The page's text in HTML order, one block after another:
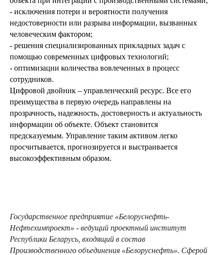
- исключения потери и вероятности получения
недостоверности или разрыва информации, вызванных
человеческим фактором;
- решения специализированных прикладных задач с
помощью современных цифровых технологий;
- оптимизации количества вовлеченных в процесс
сотрудников.
Цифровой двойник – управленческий ресурс. Все его
преимущества в первую очередь направлены на
прозрачность, надежность, достоверность и актуальность
информации об объекте. Объект становится
предсказуемым. Управление таким активом легко
просчитывается, прогнозируется и выстраивается
высокоэффективным образом.
Государственное предприятие «Белоруснефть-
Нефтехимпроект» - ведущий проектный институт
Республики Беларусь, входящий в состав
Производственного объединения «Белоруснефть». Сферой